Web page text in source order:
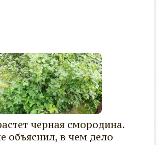
черная смородина.
объяснил, в чем дело